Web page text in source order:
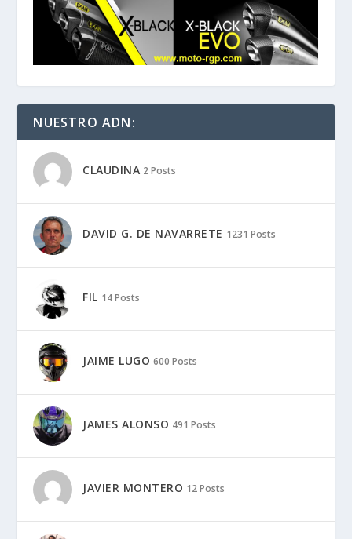
NUESTRO ADN:
CLAUDINA 2 Posts
DAVID G. DE NAVARRETE 1231 Posts
FIL 14 Posts
JAIME LUGO 600 Posts
JAMES ALONSO 491 Posts
JAVIER MONTERO 12 Posts